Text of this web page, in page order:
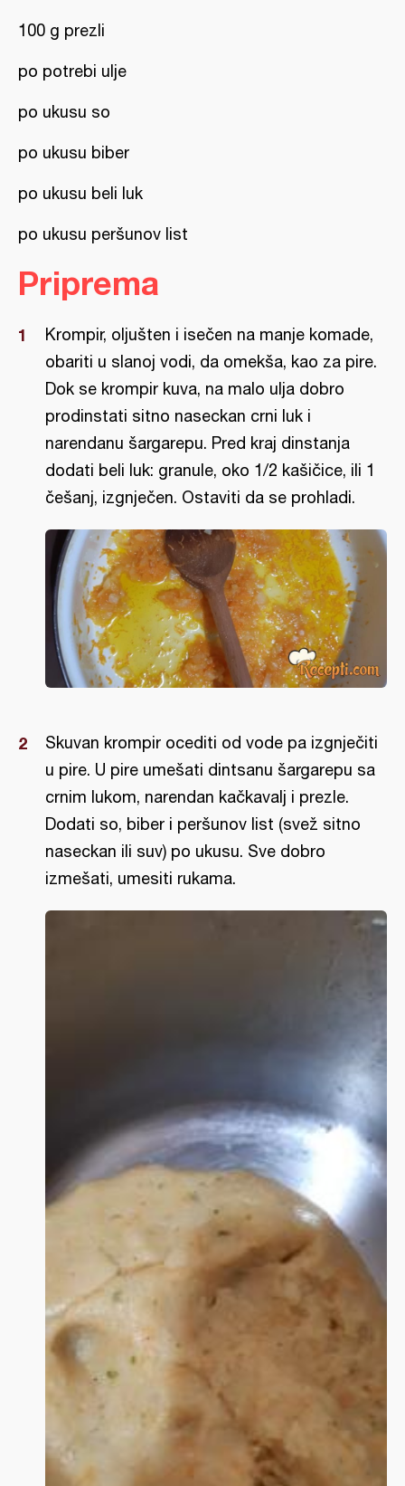
100 g prezli
po potrebi ulje
po ukusu so
po ukusu biber
po ukusu beli luk
po ukusu peršunov list
Priprema
Krompir, oljušten i isečen na manje komade,
obariti u slanoj vodi, da omekša, kao za pire.
Dok se krompir kuva, na malo ulja dobro
prodinstati sitno naseckan crni luk i
narendanu šargarepu. Pred kraj dinstanja
dodati beli luk: granule, oko 1/2 kašičice, ili 1
češanj, izgnječen. Ostaviti da se prohladi.
Skuvan krompir ocediti od vode pa izgnječiti
u pire. U pire umešati dintsanu šargarepu sa
crnim lukom, narendan kačkavalj i prezle.
Dodati so, biber i peršunov list (svež sitno
naseckan ili suv) po ukusu. Sve dobro
izmešati, umesiti rukama.